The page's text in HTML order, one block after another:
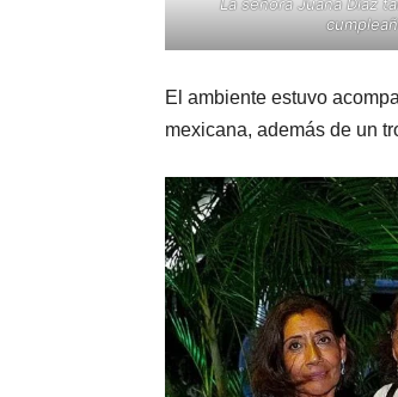
La señora Juana Díaz
El ambiente estuvo
mexicana, además de un